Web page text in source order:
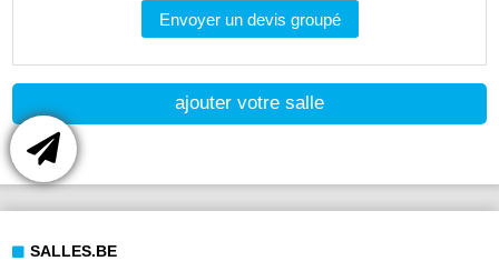
ajouter votre salle
Envoyer un devis groupé
SALLES.BE